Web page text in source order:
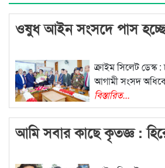
ওষুধ আইন সংসদে পাস হচ্ছে :
ক্রাইম সিলেট ডেস্ক
আগামী সংসদ
বিস্তারিত...
আমি সবার কাছে কৃতজ্ঞ :